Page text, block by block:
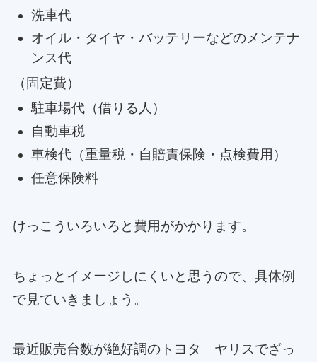
洗車代
オイル・タイヤ・バッテリーなどのメンテナ
ンス代
（固定費）
駐車場代（借りる人）
自動車税
車検代（重量税・自賠責保険・点検費用）
任意保険料
けっこういろいろと費用がかかります。
ちょっとイメージしにくいと思うので、具体例
で見ていきましょう。
最近販売台数が絶好調のトヨタ ヤリスでざっ